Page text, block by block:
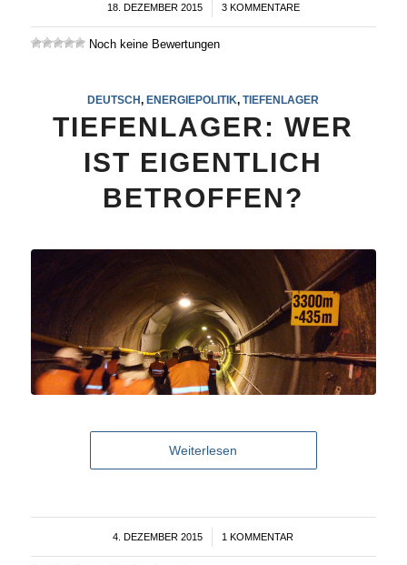
18. DEZEMBER 2015
/ 3 KOMMENTARE
Noch keine Bewertungen
DEUTSCH,ENERGIEPOLITIK,TIEFENLAGER
TIEFENLAGER: WER
IST EIGENTLICH
BETROFFEN?
Weiterlesen
4. DEZEMBER 2015
/ 1 KOMMENTAR